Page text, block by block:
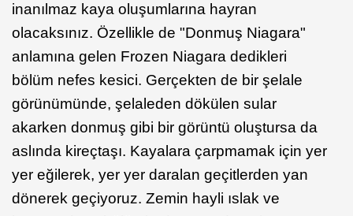
inanılmaz kaya oluşumlarına hayran
olacaksınız. Özellikle de "Donmuş Niagara"
anlamına gelen Frozen Niagara dedikleri
bölüm nefes kesici. Gerçekten de bir şelale
görünümünde, şelaleden dökülen sular
akarken donmuş gibi bir görüntü oluştursa da
aslında kireçtaşı. Kayalara çarpmamak için yer
yer eğilerek, yer yer daralan geçitlerden yan
dönerek geçiyoruz. Zemin hayli ıslak ve